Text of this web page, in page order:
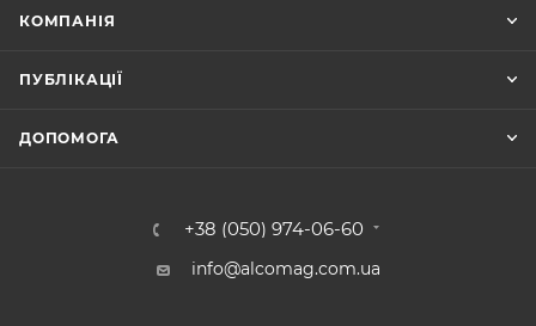
КОМПАНІЯ
ПУБЛІКАЦІЇ
ДОПОМОГА
+38 (050) 974-06-60
info@alcomag.com.ua